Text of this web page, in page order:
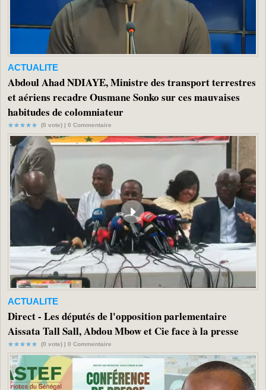
ACTUALITE
Abdoul Ahad NDIAYE, Ministre des transport terrestres
et aériens recadre Ousmane Sonko sur ces mauvaises
habitudes de colomniateur
(0 vote) | 0 Commentaire
ACTUALITE
Direct - Les députés de l'opposition parlementaire
Aissata Tall Sall, Abdou Mbow et Cie face à la presse
(0 vote) | 0 Commentaire